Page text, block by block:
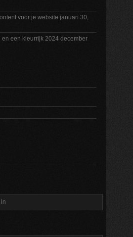
voor je website januari 30,
en een kleurrijk 2024 december